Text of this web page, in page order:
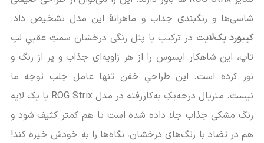
شاسی‌ها و رنگبندی جذاب و ماهرانۀ این مدل تشخیص داد.
کیبورد بک‌لایت در ترکیب با پنل رنگی درخشان سمتِ عقبیِ لپ
تاپ، این شاهکار ایسوس را از هر زاویه‌ای جذاب و پر از رنگ و
نور کرده است. این طراحیِ خفن تنها عامل جلب توجه ما
نیست. متریال درجه‌یکِ به‌کاررفته در مدل ROG Strix با یک لایه
رنگ مشکی جذاب جلا داده شده است تا هم کمتر کثیف شود و
هم در تضاد با رنگ‌های درخشان، نگاه‌ها را به خودش خیره کند!